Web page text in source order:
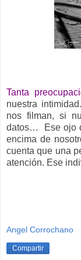
Tanta
nuestra
nos filman, si
datos… Ese ojo
encima de
cuenta que una
atención. Ese
Angel Corrochano
Compartir